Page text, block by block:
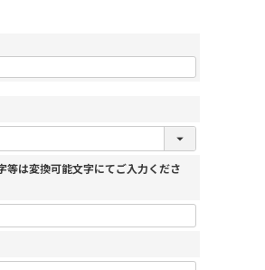
は変換可能文字にてご入力くださ